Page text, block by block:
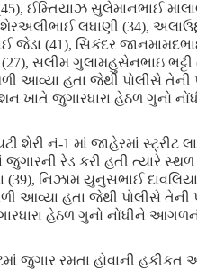
45), ઈમ્તિયાઝ સુલેમાનભાઈ
ભાઈ લધાણી (34),
જેડા (41), સિકંદર જાનમા
27), સલીમ ગુલામહુસેનભાઇ ભટ્ટી
આવ્યા હતા જેથી પોલીસે તેની
ખાતે જુગારધારા હેઠળ ગુનો
શેરી નં-1 માં જાહેરમાં સ્ટ્રીટ
રેડ કરી હતી ત્યારે સ્થળ
(39), નિઝામ યુનુસભાઈ
આવ્યા હતા જેથી પોલીસે તેની
હેઠળ ગુનો નોંધીને આગળની
જુગાર રમતા હોવાની હકીકત